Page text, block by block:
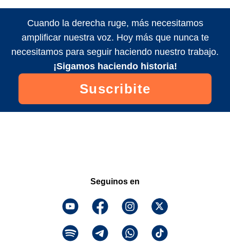
Cuando la derecha ruge, más necesitamos
amplificar nuestra voz. Hoy más que nunca te
necesitamos para seguir haciendo nuestro trabajo.
¡Sigamos haciendo historia!
Suscribite
Seguinos en